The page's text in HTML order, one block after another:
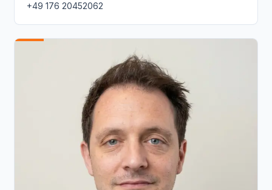
+49 176 20452062